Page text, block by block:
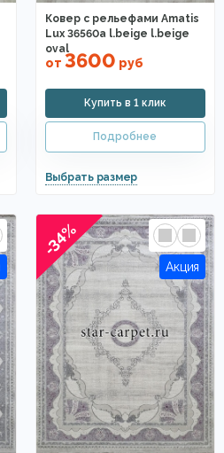
Ковер с рельефами Amatis
Lux 36560a l.beige l.beige
oval
от 3600 руб
-34%